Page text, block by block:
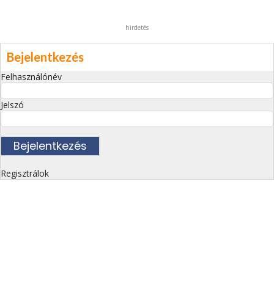
hirdetés
Bejelentkezés
Felhasználónév
Jelszó
Regisztrálok